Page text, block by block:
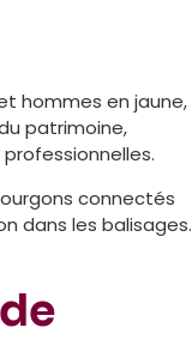
hommes en jaune,
patrimoine,
connectés
dans les balisages.